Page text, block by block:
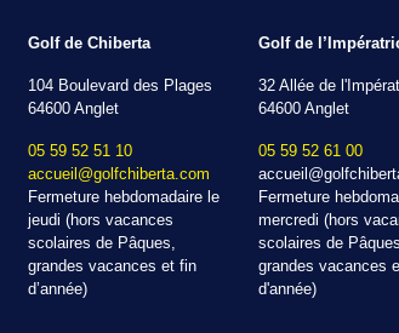
Golf de Chiberta
104 Boulevard des Plages
64600 Anglet
05 59 52 51 10
accueil@golfchiberta.com
Fermeture hebdomadaire le
jeudi (hors vacances
scolaires de Pâques,
grandes vacances et fin
d’année)
Golf de
32 Allée de
64600 Anglet
05 59 52 61 00
Fermeture
mercredi (hors
scolaires de
grandes vacances
d'année)